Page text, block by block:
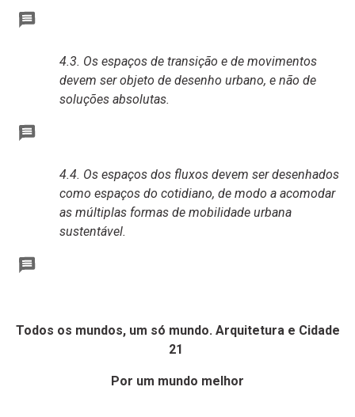
4.3. Os espaços de transição e de movimentos
devem ser objeto de desenho urbano, e não de
soluções absolutas.
4.4. Os espaços dos fluxos devem ser desenhados
como espaços do cotidiano, de modo a acomodar
as múltiplas formas de mobilidade urbana
sustentável.
Todos os mundos, um só mundo. Arquitetura e Cidade
21
Por um mundo melhor